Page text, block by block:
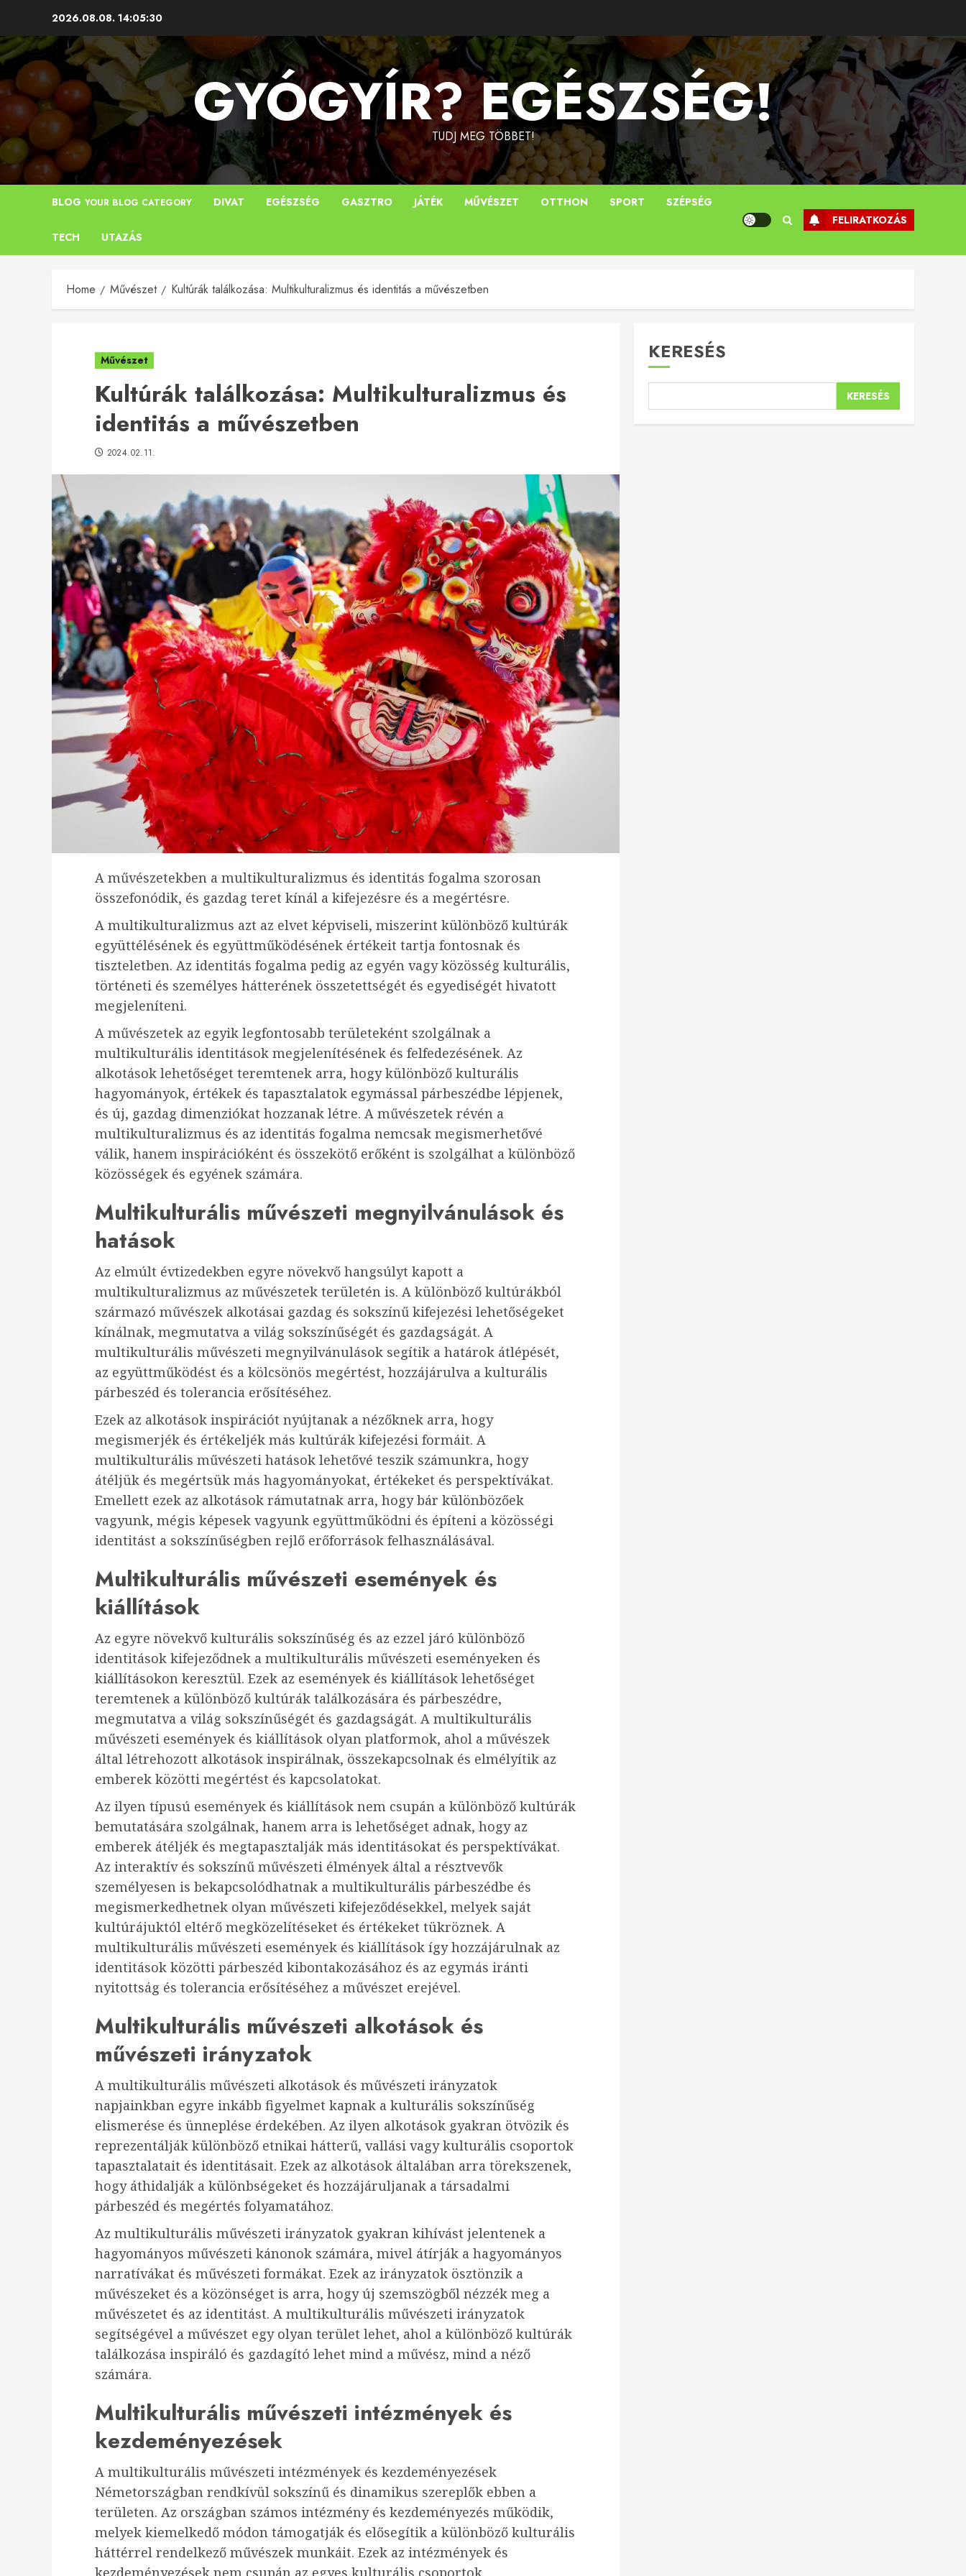
content
2026.08.08. 14:05:31
GYÓGYÍR? EGÉSZSÉG!
TUDJ MEG TÖBBET!
BLOG YOUR BLOG CATEGORY DIVAT EGÉSZSÉG GASZTRO JÁTÉK MŰVÉSZET OTTHON SPORT SZÉPSÉG
TECH UTAZÁS
FELIRATKOZÁS
Home Művészet Kultúrák találkozása: Multikulturalizmus és identitás a művészetben
Művészet
Kultúrák találkozása: Multikulturalizmus és
identitás a művészetben
2024.02.11.
A művészetekben a multikulturalizmus és identitás fogalma szorosan
összefonódik, és gazdag teret kínál a kifejezésre és a megértésre.
A multikulturalizmus azt az elvet képviseli, miszerint különböző kultúrák
együttélésének és együttműködésének értékeit tartja fontosnak és
tiszteletben. Az identitás fogalma pedig az egyén vagy közösség kulturális,
történeti és személyes hátterének összetettségét és egyediségét hivatott
megjeleníteni.
A művészetek az egyik legfontosabb területeként szolgálnak a
multikulturális identitások megjelenítésének és felfedezésének. Az
alkotások lehetőséget teremtenek arra, hogy különböző kulturális
hagyományok, értékek és tapasztalatok egymással párbeszédbe lépjenek,
és új, gazdag dimenziókat hozzanak létre. A művészetek révén a
multikulturalizmus és az identitás fogalma nemcsak megismerhetővé
válik, hanem inspirációként és összekötő erőként is szolgálhat a különböző
közösségek és egyének számára.
Multikulturális művészeti megnyilvánulások és
hatások
Az elmúlt évtizedekben egyre növekvő hangsúlyt kapott a
multikulturalizmus az művészetek területén is. A különböző kultúrákból
származó művészek alkotásai gazdag és sokszínű kifejezési lehetőségeket
kínálnak, megmutatva a világ sokszínűségét és gazdagságát. A
multikulturális művészeti megnyilvánulások segítik a határok átlépését,
az együttműködést és a kölcsönös megértést, hozzájárulva a kulturális
párbeszéd és tolerancia erősítéséhez.
Ezek az alkotások inspirációt nyújtanak a nézőknek arra, hogy
megismerjék és értékeljék más kultúrák kifejezési formáit. A
multikulturális művészeti hatások lehetővé teszik számunkra, hogy
átéljük és megértsük más hagyományokat, értékeket és perspektívákat.
Emellett ezek az alkotások rámutatnak arra, hogy bár különbözőek
vagyunk, mégis képesek vagyunk együttműködni és építeni a közösségi
identitást a sokszínűségben rejlő erőforrások felhasználásával.
Multikulturális művészeti események és
kiállítások
Az egyre növekvő kulturális sokszínűség és az ezzel járó különböző
identitások kifejeződnek a multikulturális művészeti eseményeken és
kiállításokon keresztül. Ezek az események és kiállítások lehetőséget
teremtenek a különböző kultúrák találkozására és párbeszédre,
megmutatva a világ sokszínűségét és gazdagságát. A multikulturális
művészeti események és kiállítások olyan platformok, ahol a művészek
által létrehozott alkotások inspirálnak, összekapcsolnak és elmélyítik az
emberek közötti megértést és kapcsolatokat.
Az ilyen típusú események és kiállítások nem csupán a különböző kultúrák
bemutatására szolgálnak, hanem arra is lehetőséget adnak, hogy az
emberek átéljék és megtapasztalják más identitásokat és perspektívákat.
Az interaktív és sokszínű művészeti élmények által a résztvevők
személyesen is bekapcsolódhatnak a multikulturális párbeszédbe és
megismerkedhetnek olyan művészeti kifejeződésekkel, melyek saját
kultúrájuktól eltérő megközelítéseket és értékeket tükröznek. A
multikulturális művészeti események és kiállítások így hozzájárulnak az
identitások közötti párbeszéd kibontakozásához és az egymás iránti
nyitottság és tolerancia erősítéséhez a művészet erejével.
Multikulturális művészeti alkotások és
művészeti irányzatok
A multikulturális művészeti alkotások és művészeti irányzatok
napjainkban egyre inkább figyelmet kapnak a kulturális sokszínűség
elismerése és ünneplése érdekében. Az ilyen alkotások gyakran ötvözik és
reprezentálják különböző etnikai hátterű, vallási vagy kulturális csoportok
tapasztalatait és identitásait. Ezek az alkotások általában arra törekszenek,
hogy áthidalják a különbségeket és hozzájáruljanak a társadalmi
párbeszéd és megértés folyamatához.
Az multikulturális művészeti irányzatok gyakran kihívást jelentenek a
hagyományos művészeti kánonok számára, mivel átírják a hagyományos
narratívákat és művészeti formákat. Ezek az irányzatok ösztönzik a
művészeket és a közönséget is arra, hogy új szemszögből nézzék meg a
művészetet és az identitást. A multikulturális művészeti irányzatok
segítségével a művészet egy olyan terület lehet, ahol a különböző kultúrák
találkozása inspiráló és gazdagító lehet mind a művész, mind a néző
számára.
Multikulturális művészeti intézmények és
kezdeményezések
A multikulturális művészeti intézmények és kezdeményezések
Németországban rendkívül sokszínű és dinamikus szereplők ebben a
területen. Az országban számos intézmény és kezdeményezés működik,
melyek kiemelkedő módon támogatják és elősegítik a különböző kulturális
háttérrel rendelkező művészek munkáit. Ezek az intézmények és
kezdeményezések nem csupán az egyes kulturális csoportok
KERESÉS
KERESÉS